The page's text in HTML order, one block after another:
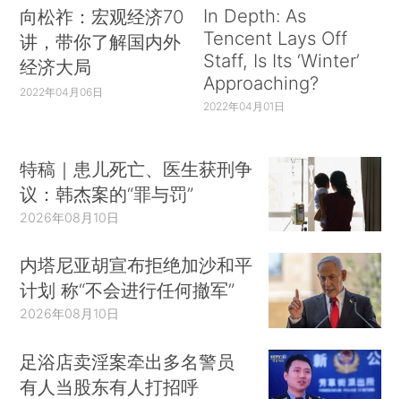
向松祚：宏观经济70
讲，带你了解国内外
经济大局
2022年04月06日
In Depth: As
Tencent Lays Off
Staff, Is Its ‘Winter’
Approaching?
2022年04月01日
特稿｜患儿死亡、医生获刑争
议：韩杰案的“罪与罚”
2026年08月10日
内塔尼亚胡宣布拒绝加沙和平
计划 称“不会进行任何撤军”
2026年08月10日
足浴店卖淫案牵出多名警员
有人当股东有人打招呼